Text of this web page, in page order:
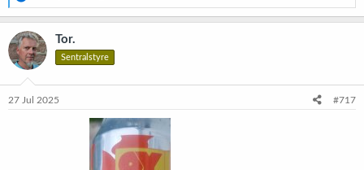
e
a
k
s
j
o
e
Tor.
Sentralstyre
27 Jul 2025 #717